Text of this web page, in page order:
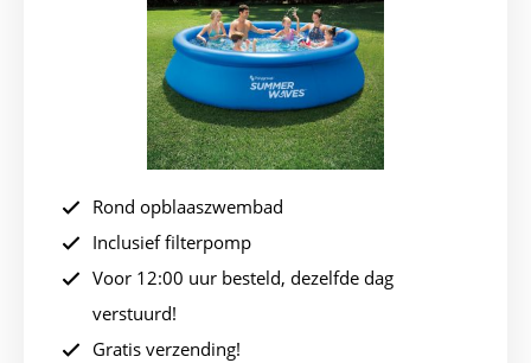
€159,95.€139,95.
Rond opblaaszwembad
Inclusief filterpomp
Voor 12:00 uur besteld, dezelfde dag
verstuurd!
Gratis verzending!